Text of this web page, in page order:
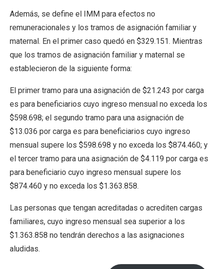
Además, se define el IMM para efectos no
remuneracionales y los tramos de asignación familiar y
maternal. En el primer caso quedó en $329.151. Mientras
que los tramos de asignación familiar y maternal se
establecieron de la siguiente forma:
El primer tramo para una asignación de $21.243 por carga
es para beneficiarios cuyo ingreso mensual no exceda los
$598.698; el segundo tramo para una asignación de
$13.036 por carga es para beneficiarios cuyo ingreso
mensual supere los $598.698 y no exceda los $874.460; y
el tercer tramo para una asignación de $4.119 por carga es
para beneficiario cuyo ingreso mensual supere los
$874.460 y no exceda los $1.363.858.
Las personas que tengan acreditadas o acrediten cargas
familiares, cuyo ingreso mensual sea superior a los
$1.363.858 no tendrán derechos a las asignaciones
aludidas.